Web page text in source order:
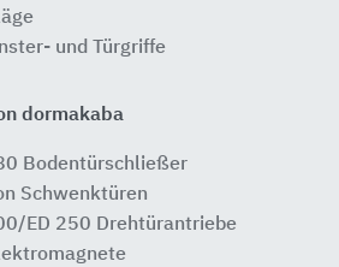
und Türgriffe
dormakaba
Bodentürschließer
Schwenktüren
ED 250 Drehtürantriebe